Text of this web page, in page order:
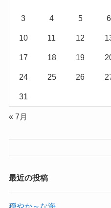
3 4 5 6
10 11 12
17 18 19
24 25 26
31
« 7月
最近の投稿
穏やか～な海